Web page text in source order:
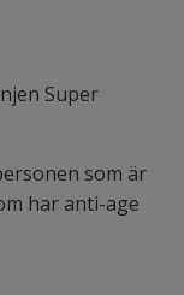
Super
som är
har anti-age